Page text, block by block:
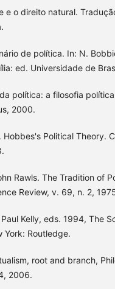
e o direito natural.
de política. In: N.
ed. Universidade de
da política: a filosofia
2000.
Hobbes's Political Theory.
Rawls. The Tradition of
Review, v. 69, n. 2,
Kelly, eds. 1994, The
York: Routledge.
root and branch,
2006.